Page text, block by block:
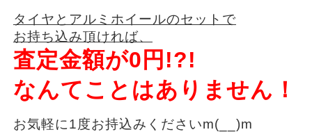
タイヤとアルミホイールのセットで
お持ち込み頂ければ、
査定金額が0円!?!
なんてことはありません！
お気軽に1度お持込みくださいm(__)m